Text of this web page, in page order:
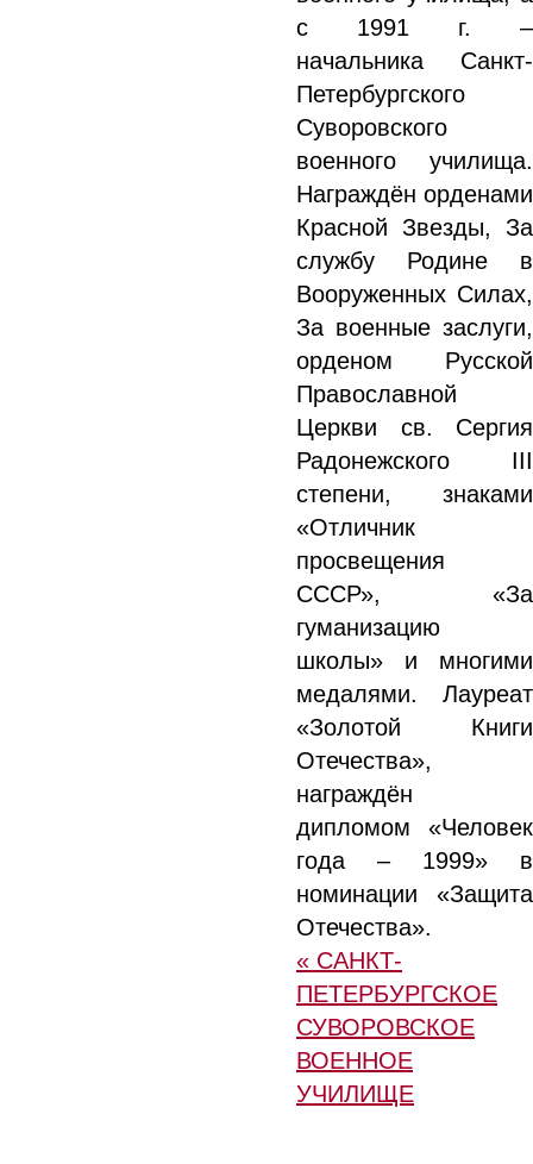
с 1991 г. –
начальника Санкт-
Петербургского
Суворовского
военного училища.
Награждён орденами
Красной Звезды, За
службу Родине в
Вооруженных Силах,
За военные заслуги,
орденом Русской
Православной
Церкви св. Сергия
Радонежского III
степени, знаками
«Отличник
просвещения
СССР», «За
гуманизацию
школы» и многими
медалями. Лауреат
«Золотой Книги
Отечества»,
награждён
дипломом «Человек
года – 1999» в
номинации «Защита
Отечества».
« САНКТ-
ПЕТЕРБУРГСКОЕ
СУВОРОВСКОЕ
ВОЕННОЕ
УЧИЛИЩЕ